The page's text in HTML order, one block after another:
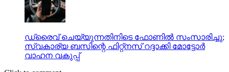
ഡ്രൈവ് ചെയ്യുന്നതിനിടെ ഫോണില്‍ സംസാരിച്ചു;
സ്വകാര്യ ബസിന്റെ ഫിറ്റ്‌നസ് റദ്ദാക്കി മോട്ടോര്‍
വാഹന വകുപ്പ്‌